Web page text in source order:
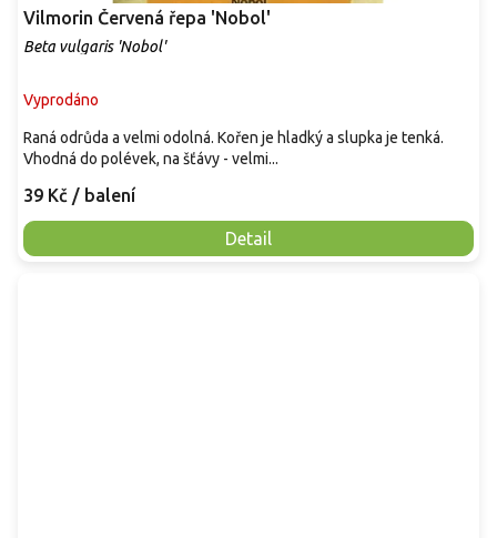
Vilmorin Červená řepa 'Nobol'
Beta vulgaris 'Nobol'
Vyprodáno
39 Kč / balení
Detail
Raná odrůda a velmi odolná. Kořen je hladký a slupka je tenká.
Vhodná do polévek, na šťávy - velmi...